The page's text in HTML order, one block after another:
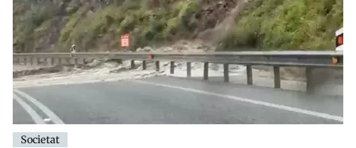
Societat